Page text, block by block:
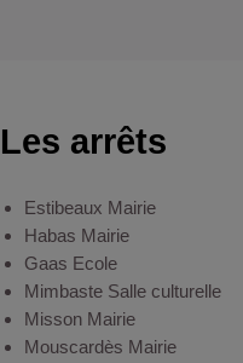
Les arrêts
Estibeaux Mairie
Habas Mairie
Gaas Ecole
Mimbaste Salle culturelle
Misson Mairie
Mouscardès Mairie